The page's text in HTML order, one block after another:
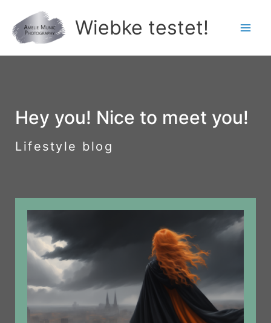
Inhalt
springen
Wiebke testet!
Hey you! Nice to meet you!
Lifestyle blog